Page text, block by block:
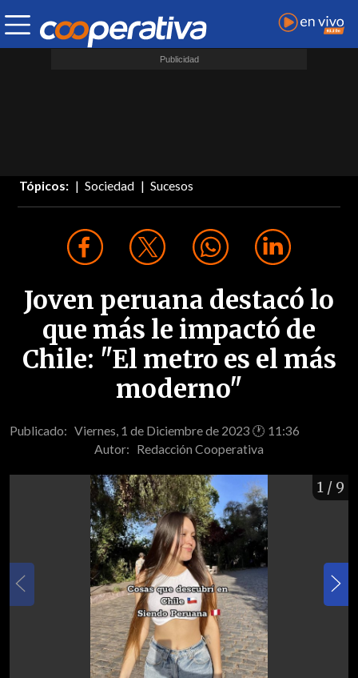
Tópicos: Sociedad Sucesos
Joven peruana destacó lo
que más le impactó de
Chile: "El metro es el más
moderno"
Publicado: Viernes, 1 de Diciembre de 2023 🕐 11:36
Autor: Redacción Cooperativa
1 / 9